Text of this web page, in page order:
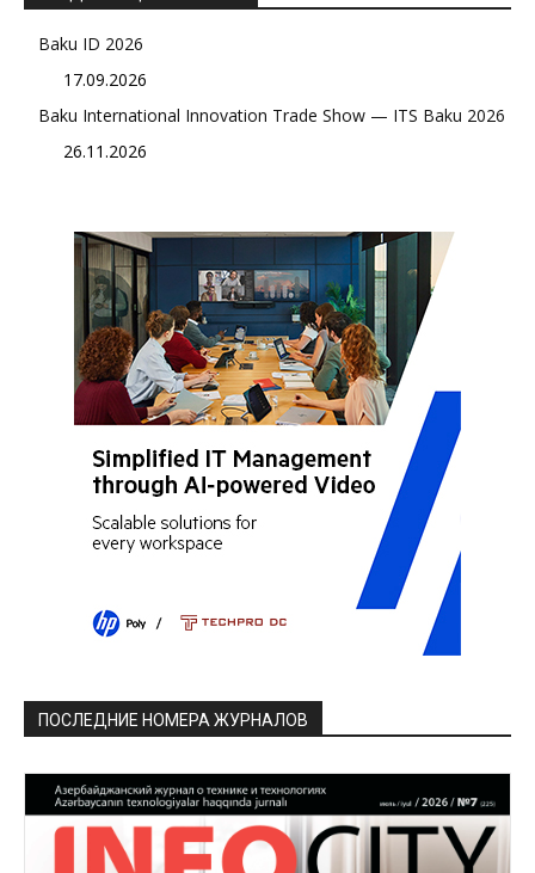
Baku ID 2026
17.09.2026
Baku International Innovation Trade Show — ITS Baku 2026
26.11.2026
ПОСЛЕДНИЕ НОМЕРА ЖУРНАЛОВ